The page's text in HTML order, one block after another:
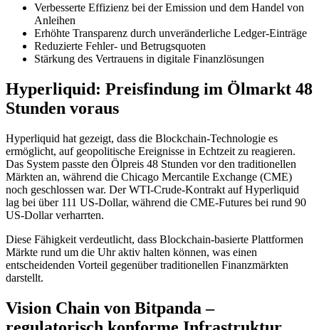
Verbesserte Effizienz bei der Emission und dem Handel von
Anleihen
Erhöhte Transparenz durch unveränderliche Ledger-Einträge
Reduzierte Fehler- und Betrugsquoten
Stärkung des Vertrauens in digitale Finanzlösungen
Hyperliquid: Preisfindung im Ölmarkt 48
Stunden voraus
Hyperliquid hat gezeigt, dass die Blockchain-Technologie es
ermöglicht, auf geopolitische Ereignisse in Echtzeit zu reagieren.
Das System passte den Ölpreis 48 Stunden vor den traditionellen
Märkten an, während die Chicago Mercantile Exchange (CME)
noch geschlossen war. Der WTI-Crude-Kontrakt auf Hyperliquid
lag bei über 111 US-Dollar, während die CME-Futures bei rund 90
US-Dollar verharrten.
Diese Fähigkeit verdeutlicht, dass Blockchain-basierte Plattformen
Märkte rund um die Uhr aktiv halten können, was einen
entscheidenden Vorteil gegenüber traditionellen Finanzmärkten
darstellt.
Vision Chain von Bitpanda –